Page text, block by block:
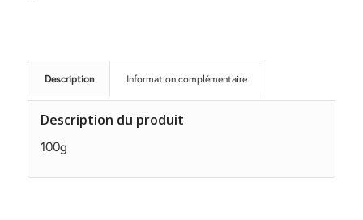
Description Information complémentaire
Description du produit
100g